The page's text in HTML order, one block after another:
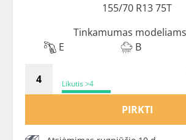
155/70 R13 75T
Tinkamumas
E
B
Likutis >4
PIRKTI